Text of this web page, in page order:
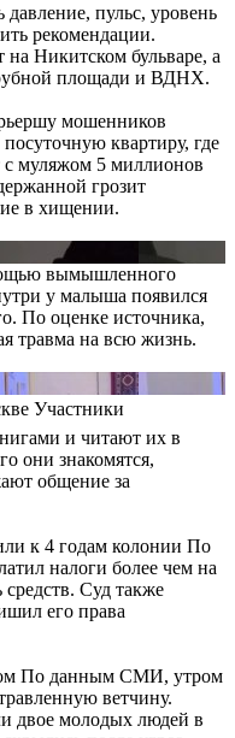
пульс, уровень
рекомендации.
на Никитском бульваре, а
площади и ВДНХ.
мошенников
квартиру, где
с муляжом 5 миллионов
грозит
в хищении.
вымышленного
у малыша появился
По оценке источника,
травма на всю жизнь.
Участники
и читают их в
они знакомятся,
общение за
к 4 годам колонии По
налоги более чем на
средств. Суд также
его права
По данным СМИ, утром
ветчину.
двое молодых людей в